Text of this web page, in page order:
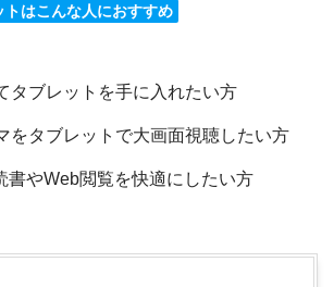
はこんな人におすすめ
タブレットを手に入れたい方
をタブレットで大画面視聴したい方
書やWeb閲覧を快適にしたい方